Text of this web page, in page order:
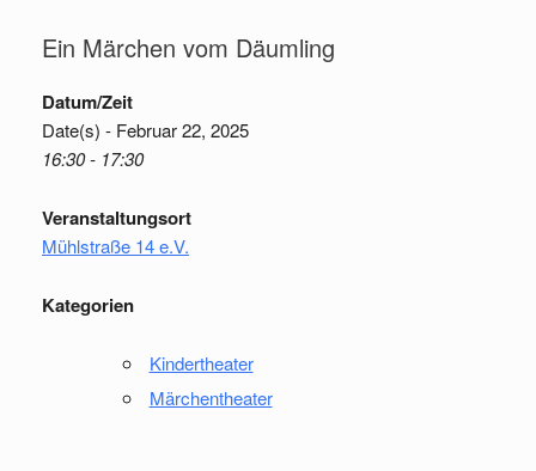
Ein Märchen vom Däumling
Datum/Zeit
Date(s) - Februar 22, 2025
16:30 - 17:30
Veranstaltungsort
Mühlstraße 14 e.V.
Kategorien
Kindertheater
Märchentheater